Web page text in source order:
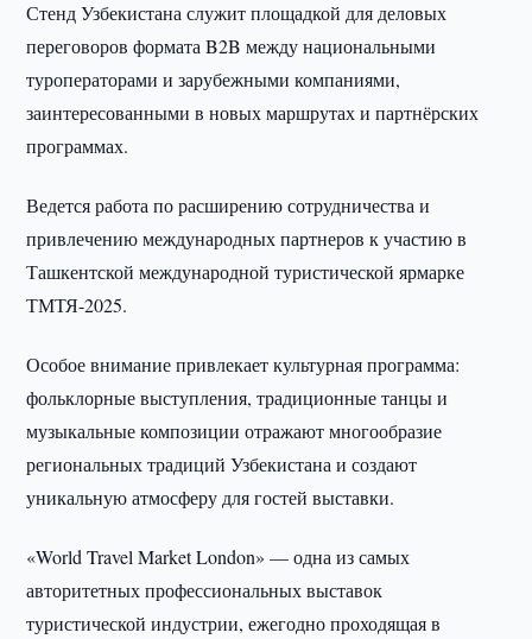
Стенд Узбекистана служит площадкой для деловых
переговоров формата B2B между национальными
туроператорами и зарубежными компаниями,
заинтересованными в новых маршрутах и партнёрских
программах.
Ведется работа по расширению сотрудничества и
привлечению международных партнеров к участию в
Ташкентской международной туристической ярмарке
ТМТЯ-2025.
Особое внимание привлекает культурная программа:
фольклорные выступления, традиционные танцы и
музыкальные композиции отражают многообразие
региональных традиций Узбекистана и создают
уникальную атмосферу для гостей выставки.
«World Travel Market London» — одна из самых
авторитетных профессиональных выставок
туристической индустрии, ежегодно проходящая в